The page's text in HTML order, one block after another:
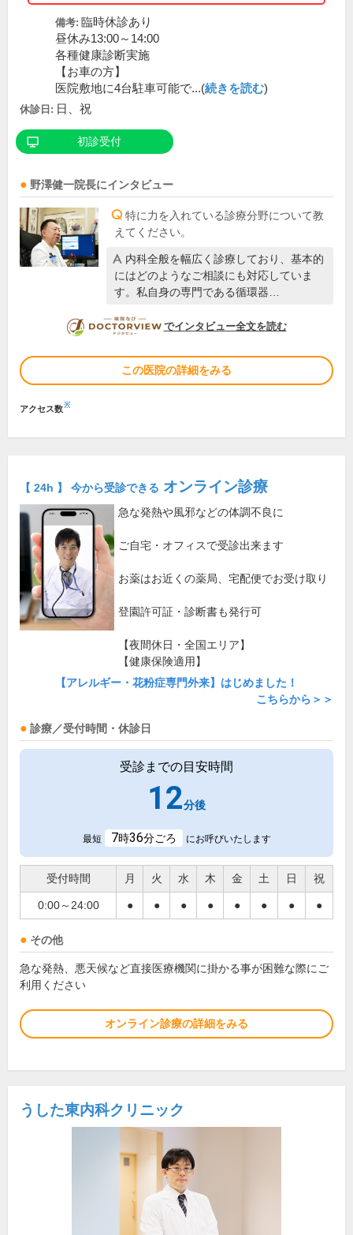
備考: 臨時休診あり
昼休み13:00～14:00
各種健康診断実施
【お車の方】
医院敷地に4台駐車可能で...(続きを読む)
休診日: 日、祝
初診受付
野澤健一院長にインタビュー
特に力を入れている診療分野について教
えてください。
内科全般を幅広く診療しており、基本的
にはどのようなご相談にも対応していま
す。私自身の専門である循環器…
DOCTORVIEW
でインタビュー全文を読む
この医院の詳細をみる
アクセス数※
【 24h 】 今から受診できる オンライン診療
急な発熱や風邪などの体調不良に
ご自宅・オフィスで受診出来ます
お薬はお近くの薬局、宅配便でお受け取り
登園許可証・診断書も発行可
【夜間休日・全国エリア】
【健康保険適用】
【アレルギー・花粉症専門外来】はじめました！
こちらから＞＞
診療／受付時間・休診日
受診までの目安時間
12分後
最短 7時36分ごろ にお呼びいたします
受付時間 月 火 水 木 金 土 日 祝
0:00～24:00 ● ● ● ● ● ● ● ●
その他
急な発熱、悪天候など直接医療機関に掛かる事が困難な際にご
利用ください
オンライン診療の詳細をみる
うした東内科クリニック